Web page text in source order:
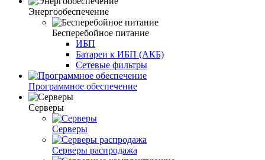
Энергообеспечение
Бесперебойное питание
ИБП
Батареи к ИБП (АКБ)
Сетевые фильтры
Программное обеспечение
Серверы
Серверы
Серверы распродажа